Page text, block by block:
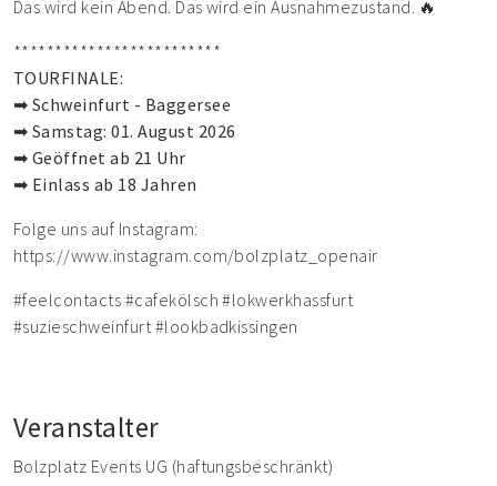
Das wird kein Abend. Das wird ein Ausnahmezustand. 🔥
*************************
TOURFINALE:
➡ Schweinfurt - Baggersee
➡ Samstag: 01. August 2026
➡ Geöffnet ab 21 Uhr
➡ Einlass ab 18 Jahren
Folge uns auf Instagram:
https://www.instagram.com/bolzplatz_openair
#feelcontacts #cafekölsch #lokwerkhassfurt
#suzieschweinfurt #lookbadkissingen
Veranstalter
Bolzplatz Events UG (haftungsbeschränkt)